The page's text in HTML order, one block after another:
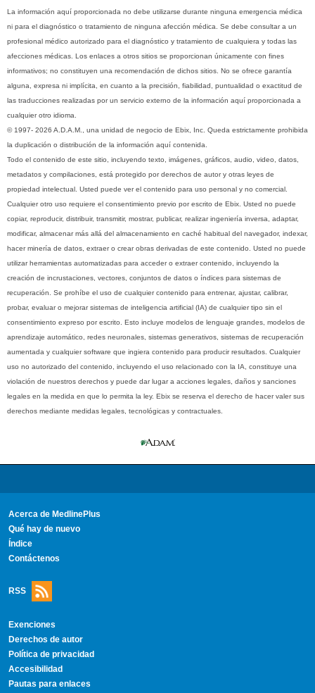
La información aquí proporcionada no debe utilizarse durante ninguna emergencia médica
ni para el diagnóstico o tratamiento de ninguna afección médica. Se debe consultar a un
profesional médico autorizado para el diagnóstico y tratamiento de cualquiera y todas las
afecciones médicas. Los enlaces a otros sitios se proporcionan únicamente con fines
informativos; no constituyen una recomendación de dichos sitios. No se ofrece garantía
alguna, expresa ni implícita, en cuanto a la precisión, fiabilidad, puntualidad o exactitud de
las traducciones realizadas por un servicio externo de la información aquí proporcionada a
cualquier otro idioma.
© 1997- 2026 A.D.A.M., una unidad de negocio de Ebix, Inc. Queda estrictamente prohibida
la duplicación o distribución de la información aquí contenida.
Todo el contenido de este sitio, incluyendo texto, imágenes, gráficos, audio, video, datos,
metadatos y compilaciones, está protegido por derechos de autor y otras leyes de
propiedad intelectual. Usted puede ver el contenido para uso personal y no comercial.
Cualquier otro uso requiere el consentimiento previo por escrito de Ebix. Usted no puede
copiar, reproducir, distribuir, transmitir, mostrar, publicar, realizar ingeniería inversa, adaptar,
modificar, almacenar más allá del almacenamiento en caché habitual del navegador, indexar,
hacer minería de datos, extraer o crear obras derivadas de este contenido. Usted no puede
utilizar herramientas automatizadas para acceder o extraer contenido, incluyendo la
creación de incrustaciones, vectores, conjuntos de datos o índices para sistemas de
recuperación. Se prohíbe el uso de cualquier contenido para entrenar, ajustar, calibrar,
probar, evaluar o mejorar sistemas de inteligencia artificial (IA) de cualquier tipo sin el
consentimiento expreso por escrito. Esto incluye modelos de lenguaje grandes, modelos de
aprendizaje automático, redes neuronales, sistemas generativos, sistemas de recuperación
aumentada y cualquier software que ingiera contenido para producir resultados. Cualquier
uso no autorizado del contenido, incluyendo el uso relacionado con la IA, constituye una
violación de nuestros derechos y puede dar lugar a acciones legales, daños y sanciones
legales en la medida en que lo permita la ley. Ebix se reserva el derecho de hacer valer sus
derechos mediante medidas legales, tecnológicas y contractuales.
Acerca de MedlinePlus
Qué hay de nuevo
Índice
Contáctenos
RSS
Exenciones
Derechos de autor
Política de privacidad
Accesibilidad
Pautas para enlaces